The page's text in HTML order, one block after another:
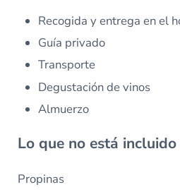
Recogida y entrega en el
Guía privado
Transporte
Degustación de vinos
Almuerzo
Lo que no está incluido
Propinas